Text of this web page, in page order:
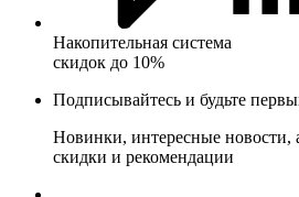
Накопительная система
скидок до 10%
Подписывайтесь и будьте
Новинки, интересные новости,
скидки и рекомендации